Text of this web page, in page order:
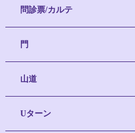
問診票/カルテ
門
山道
Uターン